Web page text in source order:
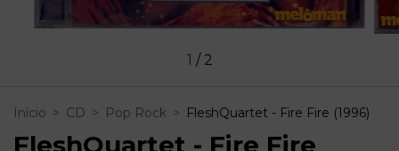
1 / 2
Início > CD > Pop Rock > FleshQuartet - Fire Fire (1996)
FleshQuartet - Fire Fire